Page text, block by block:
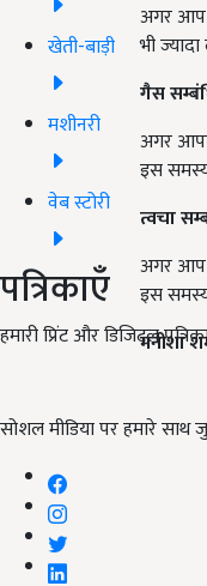
खेती-बाड़ी
मशीनरी
वेब स्टोरी
पत्रिकाएँ
हमारी प्रिंट और डिजिटल
सोशल मीडिया पर हमारे साथ
अगर आप
भी
गैस
अगर
इस
त्वचा
अगर आप
इस
मनीशा